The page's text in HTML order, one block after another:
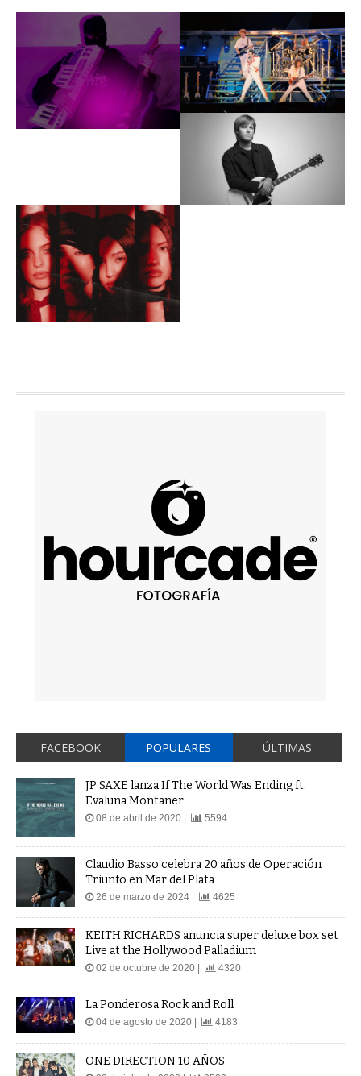
FACEBOOK POPULARES ÚLTIMAS
JP SAXE lanza If The World Was Ending ft.
Evaluna Montaner
08 de abril de 2020 | 5594
Claudio Basso celebra 20 años de Operación
Triunfo en Mar del Plata
26 de marzo de 2024 | 4625
KEITH RICHARDS anuncia super deluxe box set
Live at the Hollywood Palladium
02 de octubre de 2020 | 4320
La Ponderosa Rock and Roll
04 de agosto de 2020 | 4183
ONE DIRECTION 10 AÑOS